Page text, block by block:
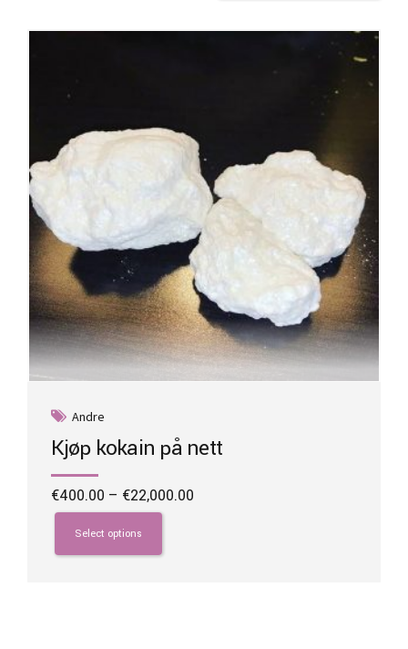
Andre
Kjøp kokain på nett
€400.00 – €22,000.00
Select options
This
product
has